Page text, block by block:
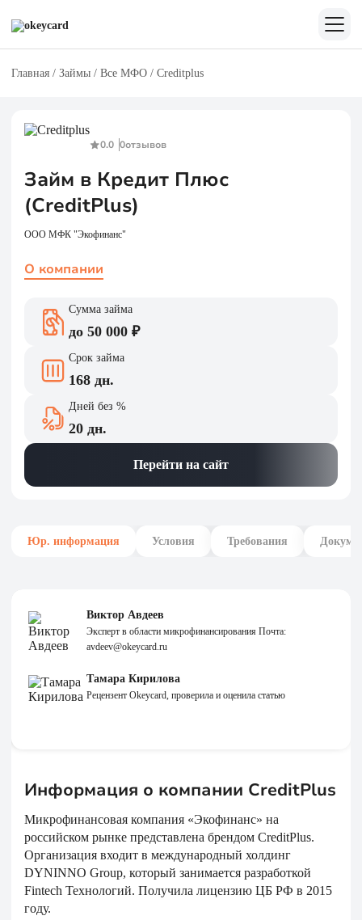
Главная / Займы / Все МФО / Creditplus
0.0 0отзывов
Займ в Кредит Плюс
(CreditPlus)
ООО МФК "Экофинанс"
О компании
Сумма займа
до 50 000 ₽
Срок займа
168 дн.
Дней без %
20 дн.
Перейти на сайт
Юр. информация Условия Требования
Виктор Авдеев
Эксперт в области микрофинансирования Почта:
avdeev@okeycard.ru
Тамара Кирилова
Рецензент Okeycard, проверила и оценила статью
Информация о компании CreditPlus
Микрофинансовая компания «Экофинанс» на
российском рынке представлена брендом CreditPlus.
Организация входит в международный холдинг
DYNINNO Group, который занимается разработкой
Fintech Технологий. Получила лицензию ЦБ РФ в 2015
году.